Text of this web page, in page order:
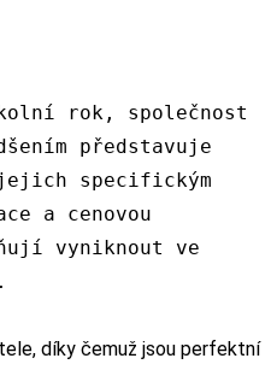
rok, společnost
představuje
specifickým
a cenovou
vyniknout ve
díky čemuž jsou perfektní